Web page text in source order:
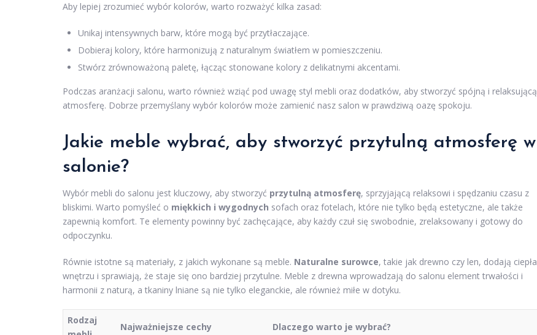
Aby lepiej zrozumieć wybór kolorów, warto rozważyć kilka zasad:
Unikaj intensywnych barw, które mogą być przytłaczające.
Dobieraj kolory, które harmonizują z naturalnym światłem w pomieszczeniu.
Stwórz zrównoważoną paletę, łącząc stonowane kolory z delikatnymi akcentami.
Podczas aranżacji salonu, warto również wziąć pod uwagę styl mebli oraz dodatków, aby stworzyć spójną i relaksującą
atmosferę. Dobrze przemyślany wybór kolorów może zamienić nasz salon w prawdziwą oazę spokoju.
Jakie meble wybrać, aby stworzyć przytulną atmosferę w
salonie?
Wybór mebli do salonu jest kluczowy, aby stworzyć przytulną atmosferę, sprzyjającą relaksowi i spędzaniu czasu z
bliskimi. Warto pomyśleć o miękkich i wygodnych sofach oraz fotelach, które nie tylko będą estetyczne, ale także
zapewnią komfort. Te elementy powinny być zachęcające, aby każdy czuł się swobodnie, zrelaksowany i gotowy do
odpoczynku.
Równie istotne są materiały, z jakich wykonane są meble. Naturalne surowce, takie jak drewno czy len, dodają ciepła
wnętrzu i sprawiają, że staje się ono bardziej przytulne. Meble z drewna wprowadzają do salonu element trwałości i
harmonii z naturą, a tkaniny lniane są nie tylko eleganckie, ale również miłe w dotyku.
Rodzaj
Najważniejsze cechy Dlaczego warto je wybrać?